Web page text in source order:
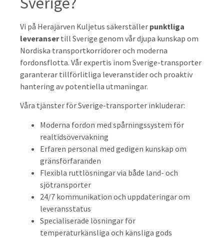
Vi på Herajärven Kuljetus säkerställer punktliga
leveransertill Sverige genom vår djupa kunskap om
Nordiska transportkorridorer och moderna
fordonsflotta. Vår expertis inom Sverige-transporter
garanterar tillförlitliga leveranstider och proaktiv
hantering av potentiella utmaningar.
Våra tjänster för Sverige-transporter inkluderar:
Moderna fordon med spårningssystem för
realtidsövervakning
Erfaren personal med gedigen kunskap om
gränsförfaranden
Flexibla ruttlösningar via både land- och
sjötransporter
24/7 kommunikation och uppdateringar om
leveransstatus
Specialiserade lösningar för
temperaturkänsliga och känsliga gods